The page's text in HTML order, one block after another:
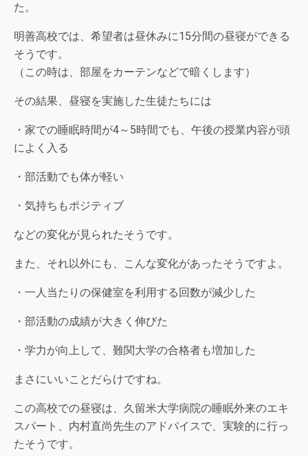
た。
明善高校では、希望者は昼休みに15分間の昼寝ができる
そうです。
（この時は、部屋をカーテンなどで暗くします）
その結果、昼寝を実施した生徒たちには
・家での睡眠時間が4～5時間でも、午後の授業内容が頭
によく入る
・部活動でも体が軽い
・気持ちもポジティブ
などの変化が見られたそうです。
また、それ以外にも、こんな変化があったそうですよ。
・一人当たりの保健室を利用する回数が減少した
・部活動の成績が大きく伸びた
・学力が向上して、難関大学の合格者も増加した
まさにいいことだらけですね。
この高校での昼寝は、久留米大学病院の睡眠外来のエキ
スパート、内村直尚先生のアドバイスで、実験的に行っ
たそうです。